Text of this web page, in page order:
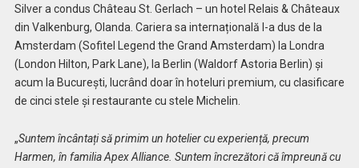
Silver a condus Château St. Gerlach – un hotel Relais & Châteaux
din Valkenburg, Olanda. Cariera sa internațională l-a dus de la
Amsterdam (Sofitel Legend the Grand Amsterdam) la Londra
(London Hilton, Park Lane), la Berlin (Waldorf Astoria Berlin) și
acum la București, lucrând doar în hoteluri premium, cu clasificare
de cinci stele și restaurante cu stele Michelin.
„Suntem încântați să primim un hotelier cu experiență, precum
Harmen, în familia Apex Alliance. Suntem încrezători că împreună cu